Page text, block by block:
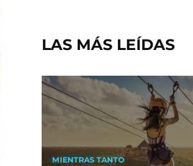
LAS MÁS LEÍDAS
MIENTRAS TANTO